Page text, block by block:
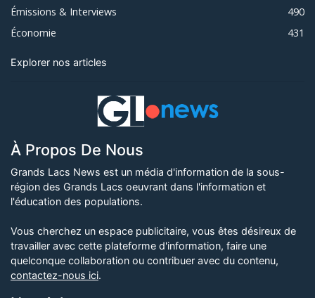
Émissions & Interviews
490
Économie
431
Explorer nos articles
À Propos De Nous
Grands Lacs News est un média d'information de la sous-
région des Grands Lacs oeuvrant dans l'information et
l'éducation des populations.
Vous cherchez un espace publicitaire, vous êtes désireux de
travailler avec cette plateforme d'information, faire une
quelconque collaboration ou contribuer avec du contenu,
contactez-nous ici.